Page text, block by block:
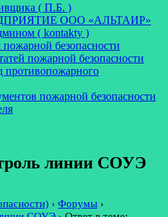
( П.Б. )
ООО «АЛЬТАИР»
( kontakty )
безопасности
пожарной безопасности
противопожарного
пожарной безопасности
линии СОУЭ
› Форумы ›